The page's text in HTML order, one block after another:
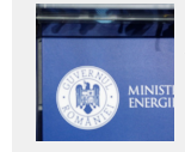
Adaugă
aici textul
pentru
subtitlu